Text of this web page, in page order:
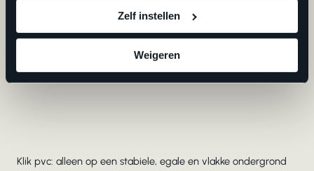
Zelf instellen
Weigeren
er niet altijd hoeft uit te halen. In sommige situaties plaats je
het dus niet nodig ook nog eens een ondervloer neer te
leggen. Of je pvc wel of niet over een bestaande vloer kunt
plaatsen, dat hangt af van de situatie.
Klik pvc: alleen op een stabiele, egale en vlakke ondergrond